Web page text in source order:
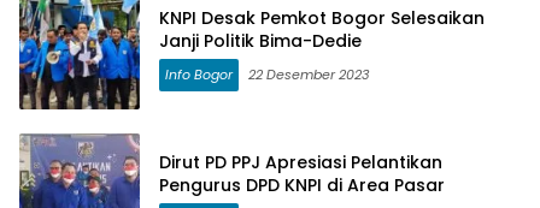
KNPI Desak Pemkot Bogor Selesaikan
Janji Politik Bima-Dedie
Info Bogor 22 Desember 2023
Dirut PD PPJ Apresiasi Pelantikan
Pengurus DPD KNPI di Area Pasar